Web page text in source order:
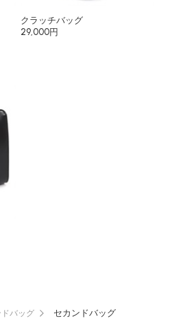
クラッチバッグ
29,000円
バッグ セカンドバッグ